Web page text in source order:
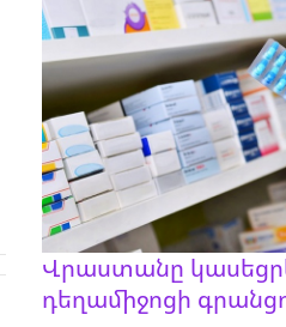
Վրաստանը
դեղամիջոցի